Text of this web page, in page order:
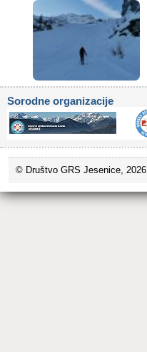
Sorodne organizacije
© Društvo GRS Jesenice, 2026